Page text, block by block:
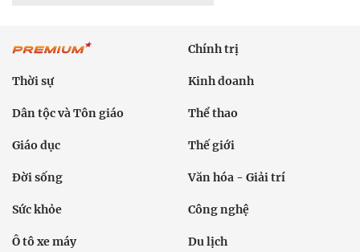
Chính trị
Thời sự Kinh doanh
Dân tộc và Tôn giáo Thể thao
Giáo dục Thế giới
Đời sống Văn hóa - Giải trí
Sức khỏe Công nghệ
Ô tô xe máy Du lịch